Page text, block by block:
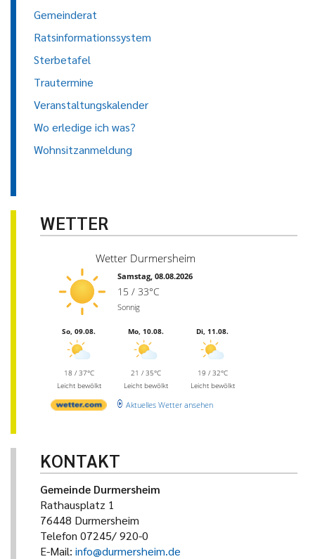
Gemeinderat
Ratsinformationssystem
Sterbetafel
Trautermine
Veranstaltungskalender
Wo erledige ich was?
Wohnsitzanmeldung
WETTER
Wetter Durmersheim
Samstag, 08.08.2026
15 / 33°C
Sonnig
So, 09.08.
18 / 37°C
Leicht bewölkt
Mo, 10.08.
21 / 35°C
Leicht bewölkt
Di, 11.08.
19 / 32°C
Leicht bewölkt
Aktuelles Wetter ansehen
KONTAKT
Gemeinde Durmersheim
Rathausplatz 1
76448 Durmersheim
Telefon 07245/ 920-0
E-Mail: info@durmersheim.de